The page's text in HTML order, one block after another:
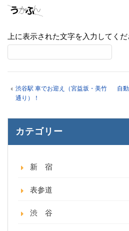
上に表示された文字を入力してくだ
渋谷駅 車でお迎え（宮益坂・美竹
通り）！
自
カテゴリー
新 宿
表参道
渋 谷